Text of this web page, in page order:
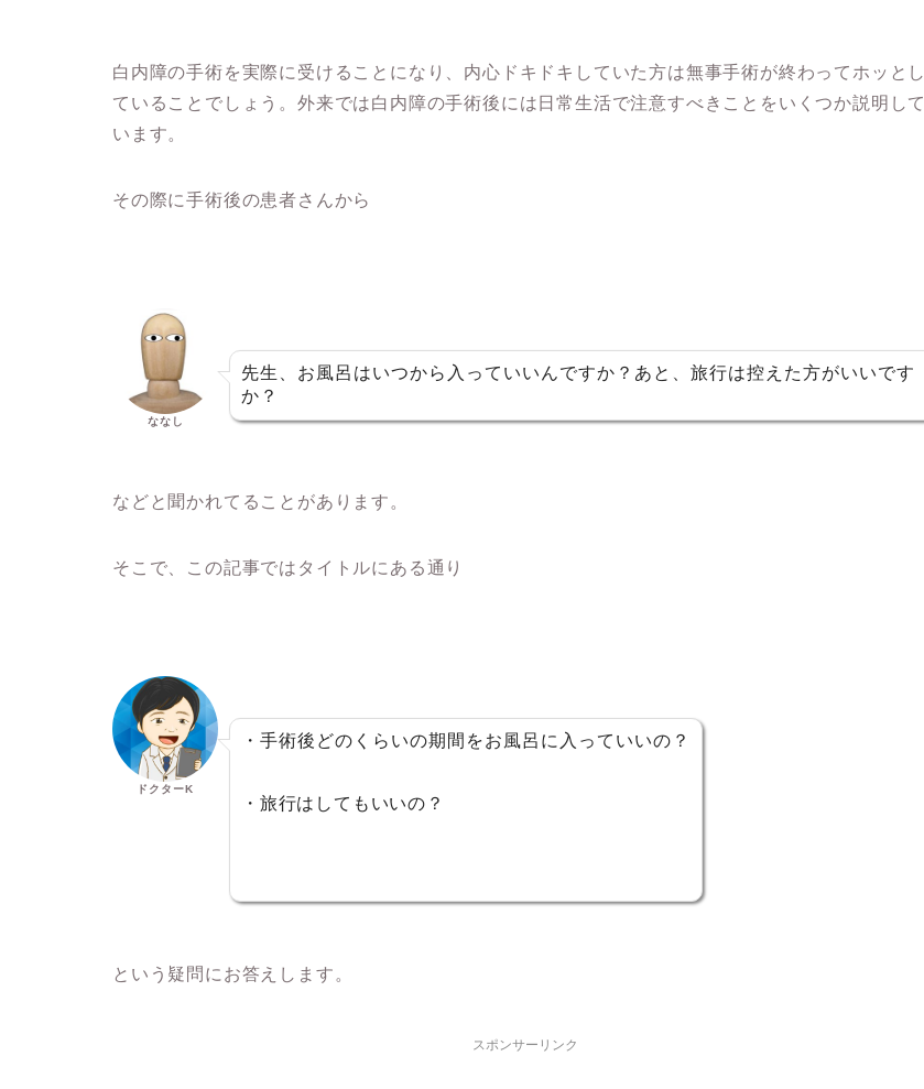
白内障の手術を実際に受けることになり、内心ドキドキしていた方は無事手術が終わってホッとし
ていることでしょう。外来では白内障の手術後には日常生活で注意すべきことをいくつか説明して
います。
その際に手術後の患者さんから
ななし
先生、お風呂はいつから入っていいんですか？あと、旅行は控えた方がいいです
か？
などと聞かれてることがあります。
そこで、この記事ではタイトルにある通り
ドクターK
・手術後どのくらいの期間をお風呂に入っていいの？
・旅行はしてもいいの？
という疑問にお答えします。
スポンサーリンク